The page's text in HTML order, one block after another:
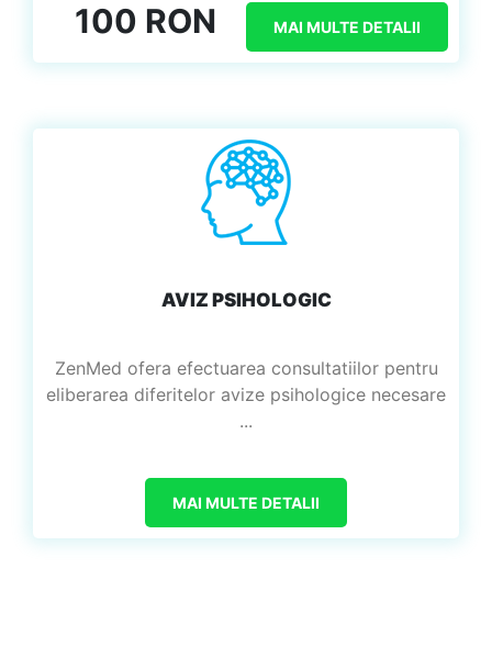
100 RON MAI MULTE DETALII
AVIZ PSIHOLOGIC
ZenMed ofera efectuarea consultatiilor pentru
eliberarea diferitelor avize psihologice necesare
...
MAI MULTE DETALII